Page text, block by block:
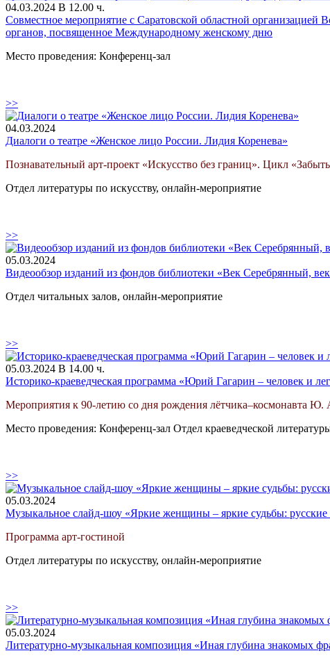
04.03.2024 В 12.00 ч.
Совместное мероприятие с Саратовской областной
органов, посвященное Международному женскому дню
Место проведения: Конференц-зал
>>
04.03.2024
Диалоги о театре «Женское лицо России. Лидия Коренева»
Познавательный арт-проект «Искусство без границ». Цикл
Отдел литературы по искусству, онлайн-мероприятие
>>
05.03.2024
Видеообзор изданий из фондов библиотеки «Век Серебрянный,
Отдел читальных залов, онлайн-мероприятие
>>
05.03.2024 В 14.00 ч.
Историко-краеведческая программа «Юрий Гагарин – человек и
Мероприятия к 90-летию со дня рождения лётчика–космонавта Ю.
Место проведения: Конференц-зал Отдел краеведческой
>>
05.03.2024
Музыкальное слайд-шоу «Яркие женщины – яркие судьбы:
Программа арт-гостиной
Отдел литературы по искусству, онлайн-мероприятие
>>
05.03.2024
Литературно-музыкальная композиция «Иная глубина знакомых